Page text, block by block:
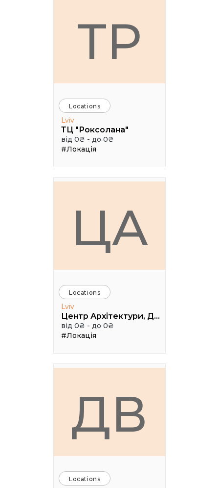
ТР
Locations
Lviv
ТЦ "Роксолана"
від 0₴ - до 0₴
#Локація
ЦА
Locations
Lviv
Центр Архітектури, Дизайну та Урбаністики Порохова ВЕЖА
від 0₴ - до 0₴
#Локація
ДВ
Locations